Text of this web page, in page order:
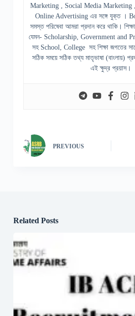
Marketing , Social Media
Online Advertising এর সঙ্গে যুক্ত ।
সমস্ত পরিষেবা আমরা প্রদান করে থাকি।
যেমন- Scholarship, Government and
সহ School, College সহ শিক্ষা জগতের
সঠিক সময়ে সঠিক তথ্য মাতৃভাষা (বাংলায়)
এই ক্ষুদ্র প্রয়াস।
PREVIOUS
Related Posts